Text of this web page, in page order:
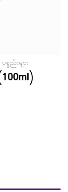
ည်းများ